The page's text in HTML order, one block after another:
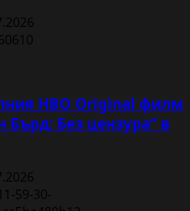
HBO Original филм
Бърд: Без цензура“ в